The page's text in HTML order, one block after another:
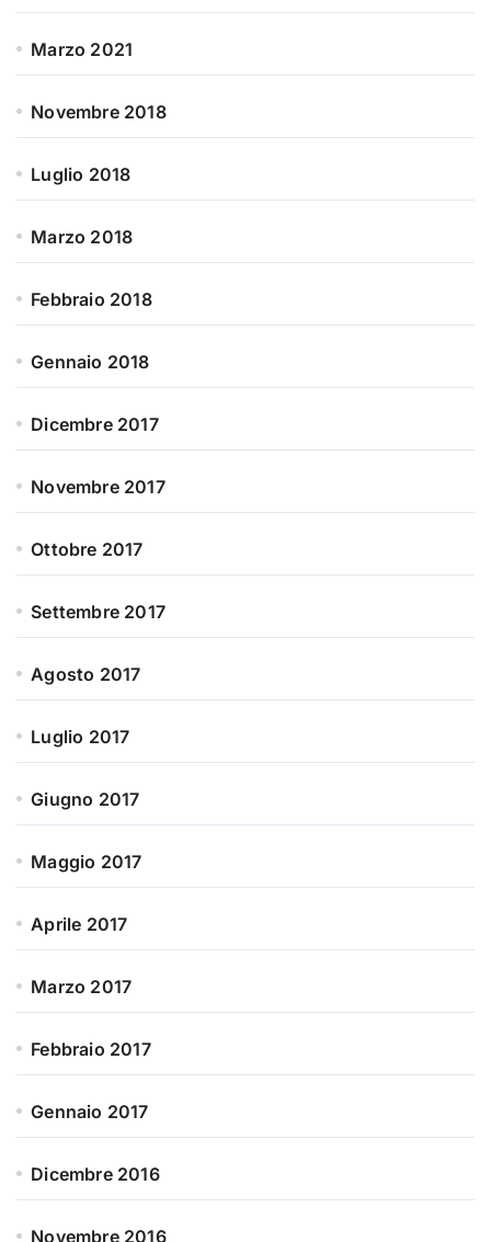
Marzo 2021
Novembre 2018
Luglio 2018
Marzo 2018
Febbraio 2018
Gennaio 2018
Dicembre 2017
Novembre 2017
Ottobre 2017
Settembre 2017
Agosto 2017
Luglio 2017
Giugno 2017
Maggio 2017
Aprile 2017
Marzo 2017
Febbraio 2017
Gennaio 2017
Dicembre 2016
Novembre 2016